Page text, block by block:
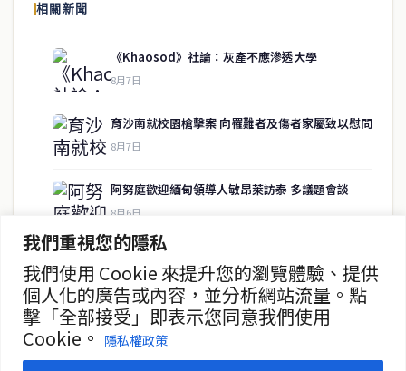
我們重視您的隱私
我們使用 Cookie 來提升您的瀏覽體驗、提供
個人化的廣告或內容，並分析網站流量。點
擊「全部接受」即表示您同意我們使用
Cookie。
隱私權政策
相關新聞
《Khaosod》社論：灰產不應滲透大學
8月7日
育沙南就校園槍擊案 向罹難者及傷者家屬致以慰問
8月7日
阿努庭歡迎緬甸領導人敏昂萊訪泰 多議題會談
8月6日
中國未向柬提供武器 高度重視中泰關係
8月6日
總理府闢謠 呼籲各部長安心履職
8月6日
供即時、客觀、多元的中文新聞內容。
房地產
聯絡資訊
歡迎來信洽詢合作事宜
或提供新聞線索